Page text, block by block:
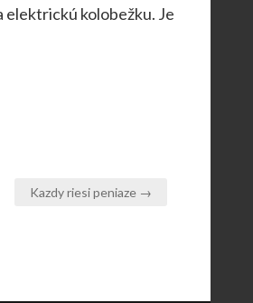
elektrickú kolobežku. Je
Kazdy riesi peniaze →